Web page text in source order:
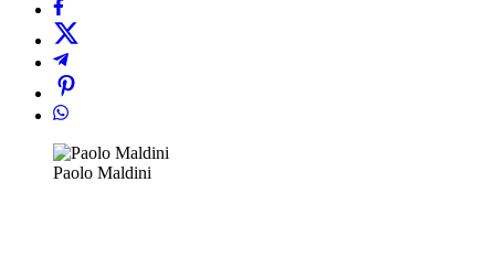
Paolo Maldini